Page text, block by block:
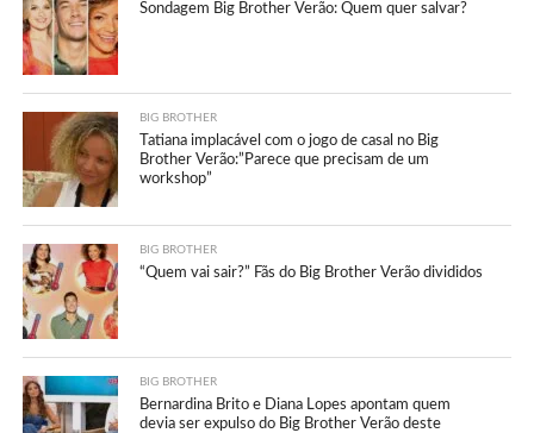
Sondagem Big Brother Verão: Quem quer salvar?
BIG BROTHER
Tatiana implacável com o jogo de casal no Big
Brother Verão:”Parece que precisam de um
workshop”
BIG BROTHER
“Quem vai sair?” Fãs do Big Brother Verão divididos
BIG BROTHER
Bernardina Brito e Diana Lopes apontam quem
devia ser expulso do Big Brother Verão deste